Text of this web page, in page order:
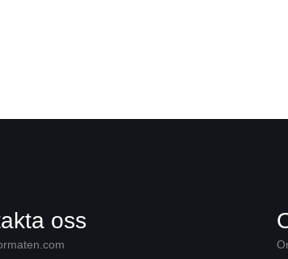
oss